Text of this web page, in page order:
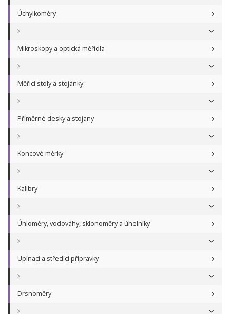
Úchylkoměry
Mikroskopy a optická měřidla
Měřicí stoly a stojánky
Příměrné desky a stojany
Koncové měrky
Kalibry
Úhloměry, vodováhy, sklonoměry a úhelníky
Upínací a středící přípravky
Drsnoměry